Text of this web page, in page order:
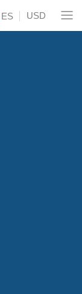
ES USD